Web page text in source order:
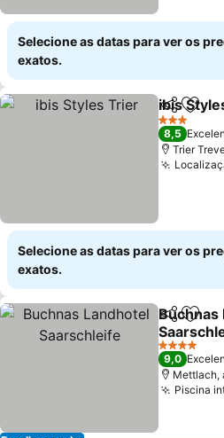
Selecione as datas para ver os
exatos.
Partilhar
ibis
3 Estrelas
8,5
Trier
Selecione as datas para ver os
exatos.
Partilhar
Buchnas
4 Estrelas
9,0
Mettlach,
Piscina